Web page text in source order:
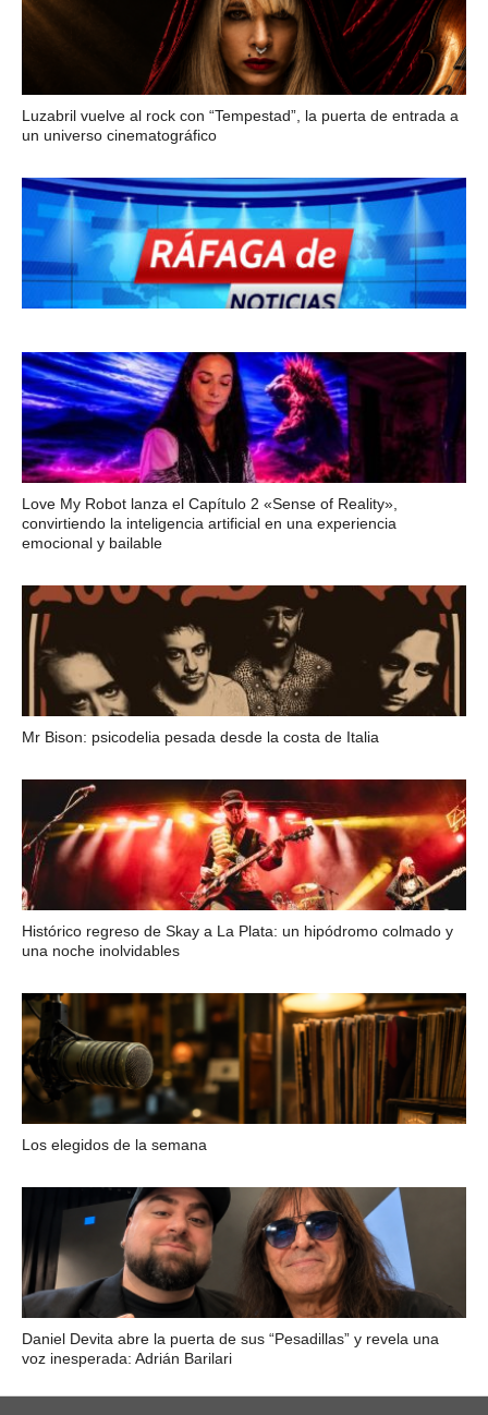
Luzabril vuelve al rock con “Tempestad”, la puerta de entrada a
un universo cinematográfico
Love My Robot lanza el Capítulo 2 «Sense of Reality»,
convirtiendo la inteligencia artificial en una experiencia
emocional y bailable
Mr Bison: psicodelia pesada desde la costa de Italia
Histórico regreso de Skay a La Plata: un hipódromo colmado y
una noche inolvidables
Los elegidos de la semana
Daniel Devita abre la puerta de sus “Pesadillas” y revela una
voz inesperada: Adrián Barilari